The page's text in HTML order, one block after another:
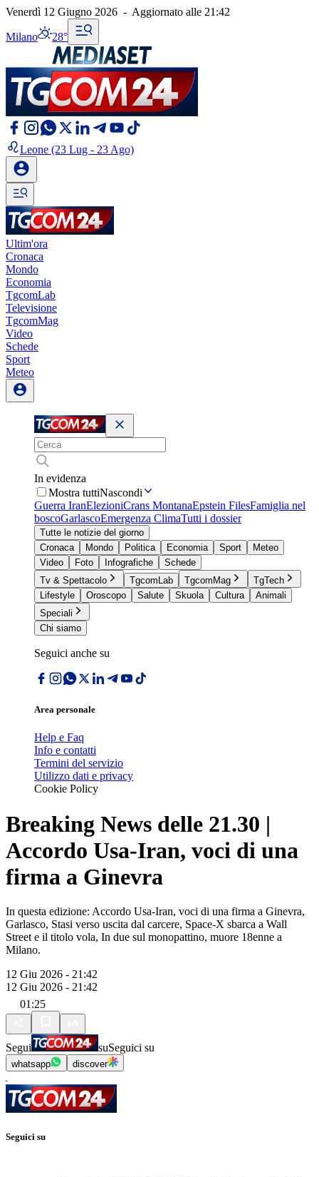
Venerdì 12 Giugno 2026 - Aggiornato alle 21:42
Milano 28°
Leone (23 Lug - 23 Ago)
Ultim'ora
Cronaca
Mondo
Economia
TgcomLab
Televisione
TgcomMag
Video
Schede
Sport
Meteo
In evidenza
Mostra tuttiNascondi
Guerra IranElezioniCrans MontanaEpstein FilesFamiglia nel
boscoGarlascoEmergenza ClimaTutti i dossier
Tutte le notizie del giorno
Cronaca
Mondo Politica Economia Sport
Meteo
Video
Foto Infografiche
Schede
Tv & Spettacolo
TgcomLab TgcomMag
TgTech
Lifestyle
Oroscopo Salute Skuola Cultura
Animali
Speciali
Chi siamo
Seguici anche su
Area personale
Help e Faq
Info e contatti
Termini del servizio
Utilizzo dati e privacy
Cookie Policy
Breaking News delle 21.30 |
Accordo Usa-Iran, voci di una
firma a Ginevra
In questa edizione: Accordo Usa-Iran, voci di una firma a Ginevra,
Garlasco, Stasi verso uscita dal carcere, Space-X sbarca a Wall
Street e il titolo vola, In due sul monopattino, muore 18enne a
Milano.
12 Giu 2026 - 21:42
12 Giu 2026 - 21:42
01:25
Segui suSeguici su
whatsapp discover
Seguici su